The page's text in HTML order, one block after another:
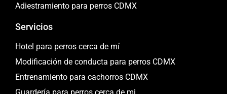
Adiestramiento para perros CDMX
Servicios
Hotel para perros cerca de mí
Modificación de conducta para perros CDMX
Entrenamiento para cachorros CDMX